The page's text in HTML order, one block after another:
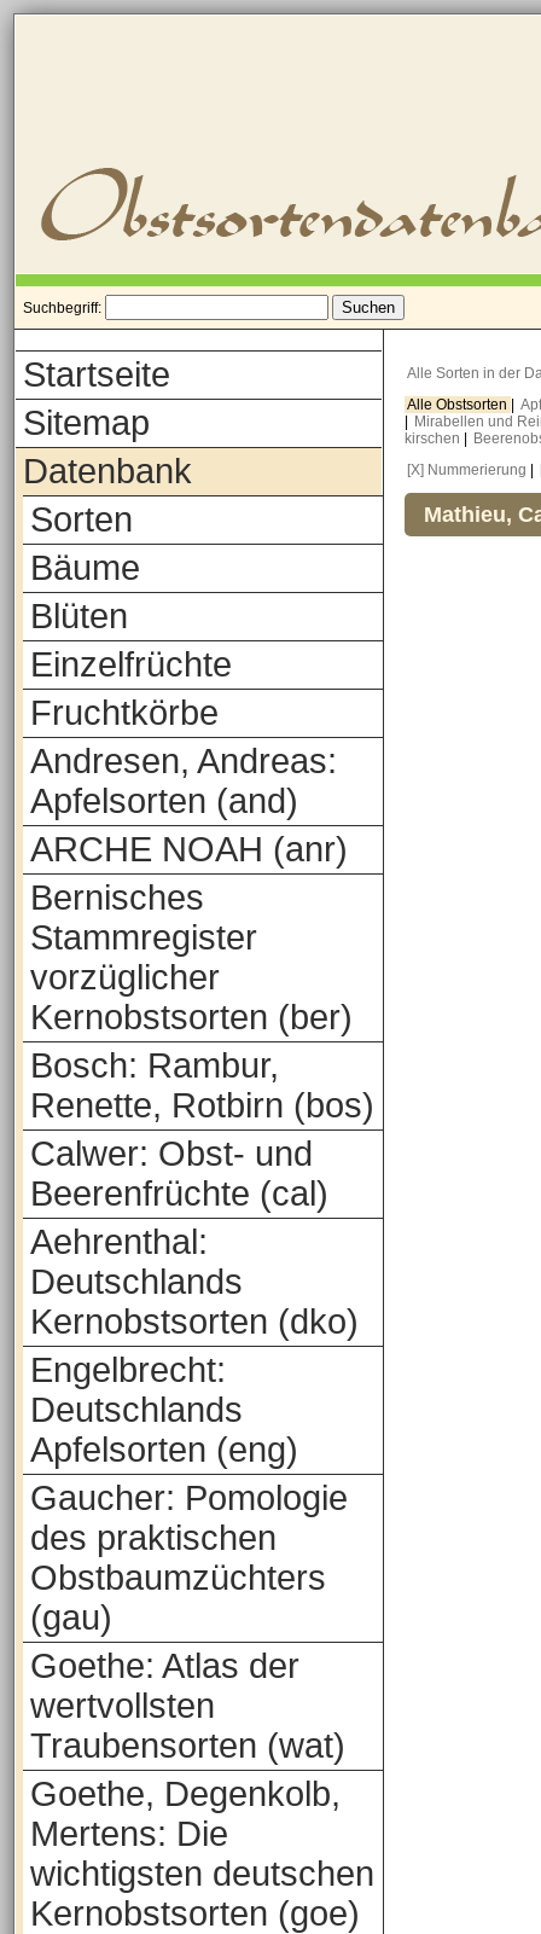
Suchbegriff:
Startseite
Sitemap
Datenbank
Sorten
Bäume
Blüten
Einzelfrüchte
Fruchtkörbe
Andresen, Andreas:
Apfelsorten (and)
ARCHE NOAH (anr)
Bernisches
Stammregister
vorzüglicher
Kernobstsorten (ber)
Bosch: Rambur,
Renette, Rotbirn (bos)
Calwer: Obst- und
Beerenfrüchte (cal)
Aehrenthal:
Deutschlands
Kernobstsorten (dko)
Engelbrecht:
Deutschlands
Apfelsorten (eng)
Gaucher: Pomologie
des praktischen
Obstbaumzüchters
(gau)
Goethe: Atlas der
wertvollsten
Traubensorten (wat)
Goethe, Degenkolb,
Mertens: Die
wichtigsten deutschen
Kernobstsorten (goe)
Alle Sorten in der
Alle Obstsorten
Mirabellen und
kirschen
[X] Nummerierung
Mathieu,